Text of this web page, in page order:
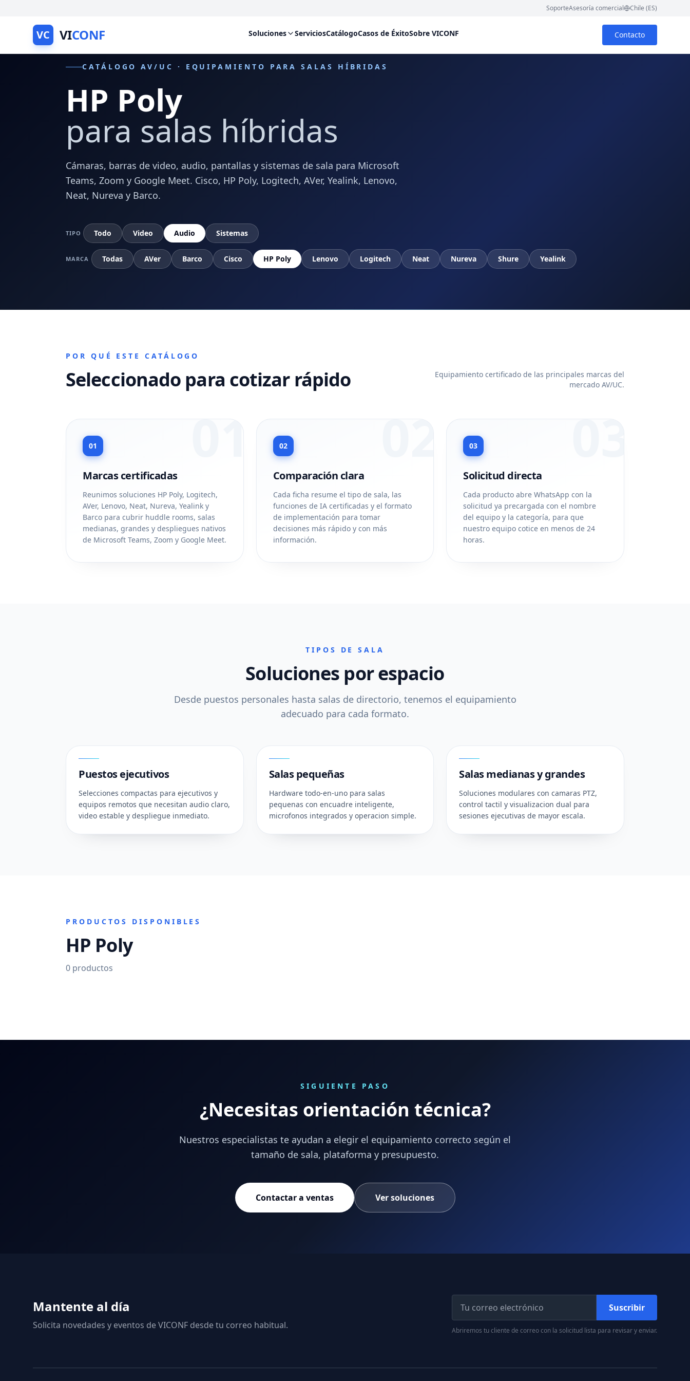
SoporteAsesoría comercial Chile (ES)
VC VICONF Soluciones ServiciosCatálogoCasos de ÉxitoSobre VICONF Contacto
CATÁLOGO AV/UC · EQUIPAMIENTO PARA SALAS HÍBRIDAS
HP Poly
para salas híbridas
Cámaras, barras de video, audio, pantallas y sistemas de sala para Microsoft
Teams, Zoom y Google Meet. Cisco, HP Poly, Logitech, AVer, Yealink, Lenovo,
Neat, Nureva y Barco.
TIPO Todo Video Audio Sistemas
MARCA Todas AVer Barco Cisco HP Poly Lenovo Logitech Neat Nureva Shure Yealink
POR QUÉ ESTE CATÁLOGO
Seleccionado para cotizar rápido
Equipamiento certificado de las principales marcas del
mercado AV/UC.
01
01
Marcas certificadas
Reunimos soluciones HP Poly, Logitech,
AVer, Lenovo, Neat, Nureva, Yealink y
Barco para cubrir huddle rooms, salas
medianas, grandes y despliegues nativos
de Microsoft Teams, Zoom y Google Meet.
02
02
Comparación clara
Cada ficha resume el tipo de sala, las
funciones de IA certificadas y el formato
de implementación para tomar
decisiones más rápido y con más
información.
03
03
Solicitud directa
Cada producto abre WhatsApp con la
solicitud ya precargada con el nombre
del equipo y la categoría, para que
nuestro equipo cotice en menos de 24
horas.
TIPOS DE SALA
Soluciones por espacio
Desde puestos personales hasta salas de directorio, tenemos el equipamiento
adecuado para cada formato.
Puestos ejecutivos
Selecciones compactas para ejecutivos y
equipos remotos que necesitan audio claro,
video estable y despliegue inmediato.
Salas pequeñas
Hardware todo-en-uno para salas
pequenas con encuadre inteligente,
microfonos integrados y operacion simple.
Salas medianas y grandes
Soluciones modulares con camaras PTZ,
control tactil y visualizacion dual para
sesiones ejecutivas de mayor escala.
PRODUCTOS DISPONIBLES
HP Poly
0 productos
SIGUIENTE PASO
¿Necesitas orientación técnica?
Nuestros especialistas te ayudan a elegir el equipamiento correcto según el
tamaño de sala, plataforma y presupuesto.
Contactar a ventas Ver soluciones
Mantente al día
Solicita novedades y eventos de VICONF desde tu correo habitual.
Suscribir
Abriremos tu cliente de correo con la solicitud lista para revisar y enviar.